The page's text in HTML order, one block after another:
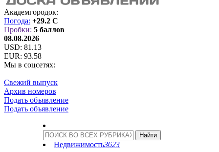
Академгородок:
Погода: +29.2 C
Пробки: 5 баллов
08.08.2026
USD: 81.13
EUR: 93.58
Мы в соцсетях:
Свежий выпуск
Архив номеров
Подать объявление
Подать объявление
Недвижимость3623